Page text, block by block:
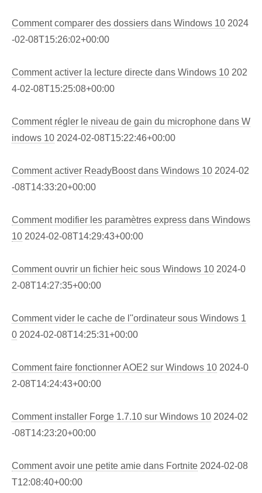
Comment comparer des dossiers dans Windows 10 2024
-02-08T15:26:02+00:00
Comment activer la lecture directe dans Windows 10 202
4-02-08T15:25:08+00:00
Comment régler le niveau de gain du microphone dans W
indows 10 2024-02-08T15:22:46+00:00
Comment activer ReadyBoost dans Windows 10 2024-02
-08T14:33:20+00:00
Comment modifier les paramètres express dans Windows
10 2024-02-08T14:29:43+00:00
Comment ouvrir un fichier heic sous Windows 10 2024-0
2-08T14:27:35+00:00
Comment vider le cache de l''ordinateur sous Windows 1
0 2024-02-08T14:25:31+00:00
Comment faire fonctionner AOE2 sur Windows 10 2024-0
2-08T14:24:43+00:00
Comment installer Forge 1.7.10 sur Windows 10 2024-02
-08T14:23:20+00:00
Comment avoir une petite amie dans Fortnite 2024-02-08
T12:08:40+00:00